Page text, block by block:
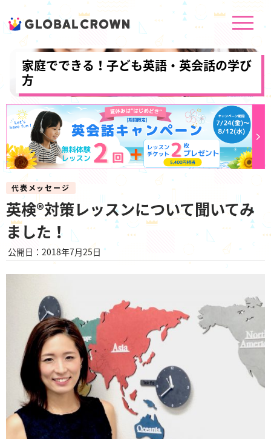
家庭でできる！子ども英語・英会話の学び
方
代表メッセージ
英検®対策レッスンについて聞いてみ
ました！
公開日：2018年7月25日